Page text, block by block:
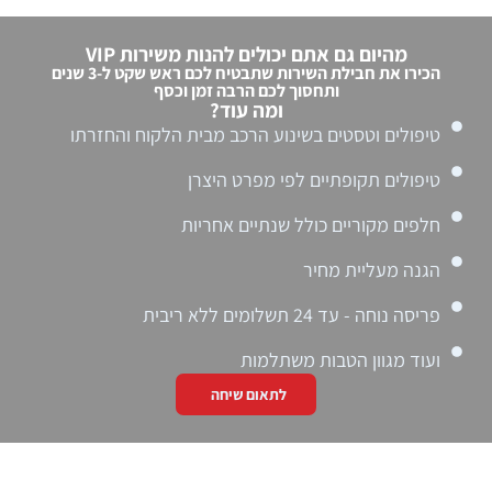
מהיום גם אתם יכולים להנות משירות VIP
הכירו את חבילת השירות שתבטיח לכם ראש שקט ל-3 שנים
ותחסוך לכם הרבה זמן וכסף
ומה עוד?
טיפולים וטסטים בשינוע הרכב מבית הלקוח והחזרתו
טיפולים תקופתיים לפי מפרט היצרן
חלפים מקוריים כולל שנתיים אחריות
הגנה מעליית מחיר
פריסה נוחה - עד 24 תשלומים ללא ריבית
ועוד מגוון הטבות משתלמות
לתאום שיחה